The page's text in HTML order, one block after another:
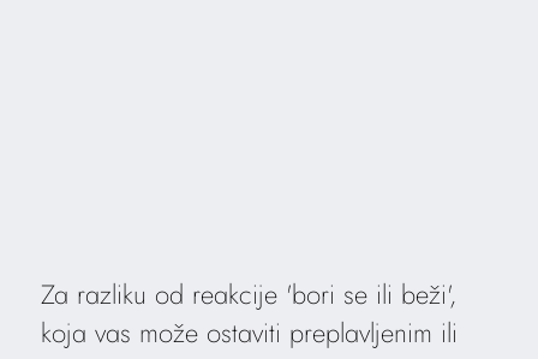
Za razliku od reakcije 'bori se ili beži',
koja vas može ostaviti preplavljenim ili